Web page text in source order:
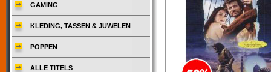
GAMING
KLEDING, TASSEN & JUWELEN
POPPEN
ALLE TITELS